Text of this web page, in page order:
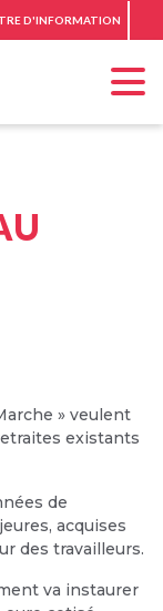
D'INFORMATION
» veulent
existants
de
acquises
des travailleurs.
va instaurer